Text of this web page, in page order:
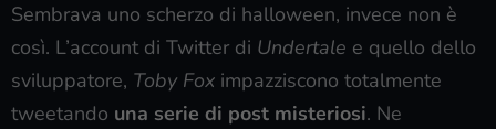
Sembrava uno scherzo di halloween, invece non è
così. L’account di Twitter di Undertale e quello dello
sviluppatore, Toby Fox impazziscono totalmente
tweetando una serie di post misteriosi. Ne